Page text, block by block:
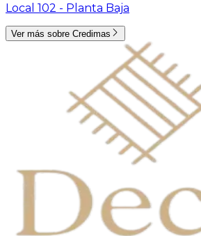
Local 102 - Planta Baja
Ver más sobre Credimas